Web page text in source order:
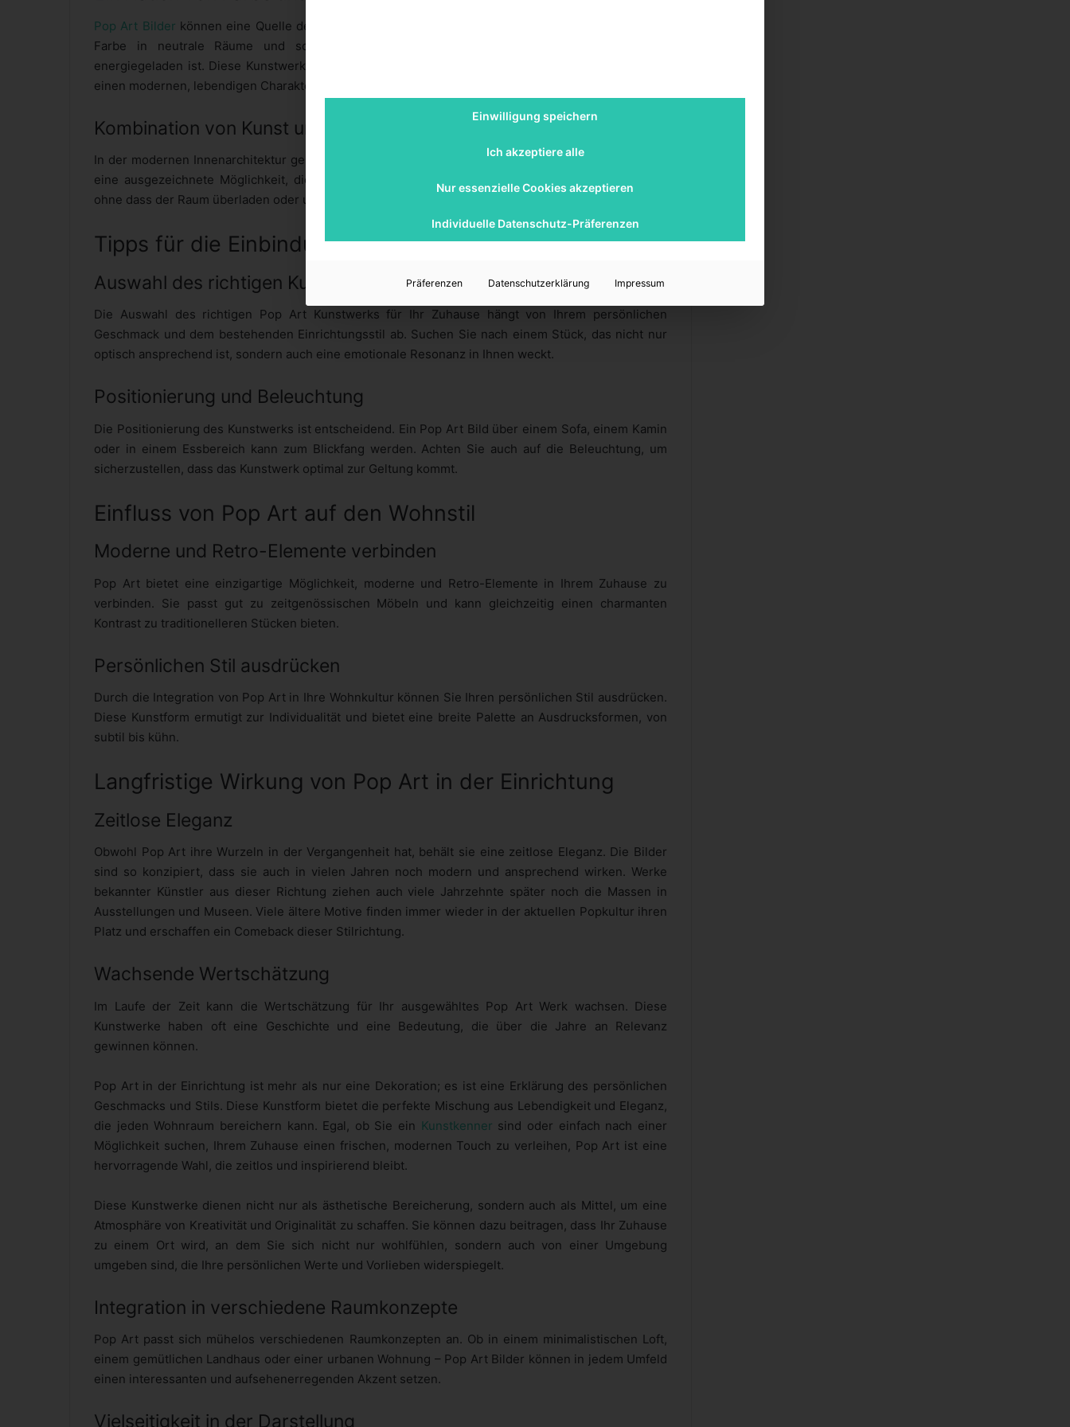
Pop Art Bilder können eine Quelle der Inspiration und des Lebens in jedem Raum sein. Sie bringen
Farbe in neutrale Räume und schaffen eine Atmosphäre, die sowohl einladend als auch
energiegeladen ist. Diese Kunstwerke können als zentrale Elemente eines Raumes dienen und ihm
einen modernen, lebendigen Charakter verleihen.
Kombination von Kunst und Komfort
In der modernen Innenarchitektur geht es darum, Kunst und Komfort zu kombinieren. Pop Art bietet
eine ausgezeichnete Möglichkeit, diesen Ansatz zu realisieren. Sie integriert Kunst in den Alltag,
ohne dass der Raum überladen oder unpraktisch wirkt.
Tipps für die Einbindung von Pop Art in Ihr Zuhause
Auswahl des richtigen Kunstwerks
Die Auswahl des richtigen Pop Art Kunstwerks für Ihr Zuhause hängt von Ihrem persönlichen
Geschmack und dem bestehenden Einrichtungsstil ab. Suchen Sie nach einem Stück, das nicht nur
optisch ansprechend ist, sondern auch eine emotionale Resonanz in Ihnen weckt.
Positionierung und Beleuchtung
Die Positionierung des Kunstwerks ist entscheidend. Ein Pop Art Bild über einem Sofa, einem Kamin
oder in einem Essbereich kann zum Blickfang werden. Achten Sie auch auf die Beleuchtung, um
sicherzustellen, dass das Kunstwerk optimal zur Geltung kommt.
Einfluss von Pop Art auf den Wohnstil
Moderne und Retro-Elemente verbinden
Pop Art bietet eine einzigartige Möglichkeit, moderne und Retro-Elemente in Ihrem Zuhause zu
verbinden. Sie passt gut zu zeitgenössischen Möbeln und kann gleichzeitig einen charmanten
Kontrast zu traditionelleren Stücken bieten.
Persönlichen Stil ausdrücken
Durch die Integration von Pop Art in Ihre Wohnkultur können Sie Ihren persönlichen Stil ausdrücken.
Diese Kunstform ermutigt zur Individualität und bietet eine breite Palette an Ausdrucksformen, von
subtil bis kühn.
Langfristige Wirkung von Pop Art in der Einrichtung
Zeitlose Eleganz
Obwohl Pop Art ihre Wurzeln in der Vergangenheit hat, behält sie eine zeitlose Eleganz. Die Bilder
sind so konzipiert, dass sie auch in vielen Jahren noch modern und ansprechend wirken. Werke
bekannter Künstler aus dieser Richtung ziehen auch viele Jahrzehnte später noch die Massen in
Ausstellungen und Museen. Viele ältere Motive finden immer wieder in der aktuellen Popkultur ihren
Platz und erschaffen ein Comeback dieser Stilrichtung.
Wachsende Wertschätzung
Im Laufe der Zeit kann die Wertschätzung für Ihr ausgewähltes Pop Art Werk wachsen. Diese
Kunstwerke haben oft eine Geschichte und eine Bedeutung, die über die Jahre an Relevanz
gewinnen können.
Pop Art in der Einrichtung ist mehr als nur eine Dekoration; es ist eine Erklärung des persönlichen
Geschmacks und Stils. Diese Kunstform bietet die perfekte Mischung aus Lebendigkeit und Eleganz,
die jeden Wohnraum bereichern kann. Egal, ob Sie ein Kunstkenner sind oder einfach nach einer
Möglichkeit suchen, Ihrem Zuhause einen frischen, modernen Touch zu verleihen, Pop Art ist eine
hervorragende Wahl, die zeitlos und inspirierend bleibt.
Diese Kunstwerke dienen nicht nur als ästhetische Bereicherung, sondern auch als Mittel, um eine
Atmosphäre von Kreativität und Originalität zu schaffen. Sie können dazu beitragen, dass Ihr Zuhause
zu einem Ort wird, an dem Sie sich nicht nur wohlfühlen, sondern auch von einer Umgebung
umgeben sind, die Ihre persönlichen Werte und Vorlieben widerspiegelt.
Integration in verschiedene Raumkonzepte
Pop Art passt sich mühelos verschiedenen Raumkonzepten an. Ob in einem minimalistischen Loft,
einem gemütlichen Landhaus oder einer urbanen Wohnung – Pop Art Bilder können in jedem Umfeld
einen interessanten und aufsehenerregenden Akzent setzen.
Vielseitigkeit in der Darstellung
Einwilligung speichern
Ich akzeptiere alle
Nur essenzielle Cookies akzeptieren
Individuelle Datenschutz-Präferenzen
Präferenzen Datenschutzerklärung Impressum